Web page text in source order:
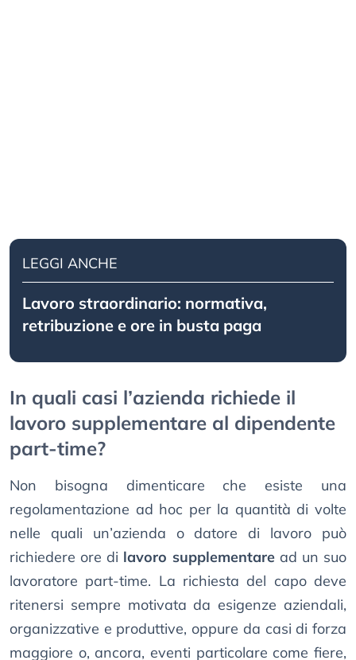
LEGGI ANCHE
Lavoro straordinario: normativa,
retribuzione e ore in busta paga
In quali casi l’azienda richiede il
lavoro supplementare al dipendente
part-time?
Non bisogna dimenticare che esiste una
regolamentazione ad hoc per la quantità di volte
nelle quali un’azienda o datore di lavoro può
richiedere ore di lavoro supplementaread un suo
lavoratore part-time. La richiesta del capo deve
ritenersi sempre motivata da esigenze aziendali,
organizzative e produttive, oppure da casi di forza
maggiore o, ancora, eventi particolare come fiere,